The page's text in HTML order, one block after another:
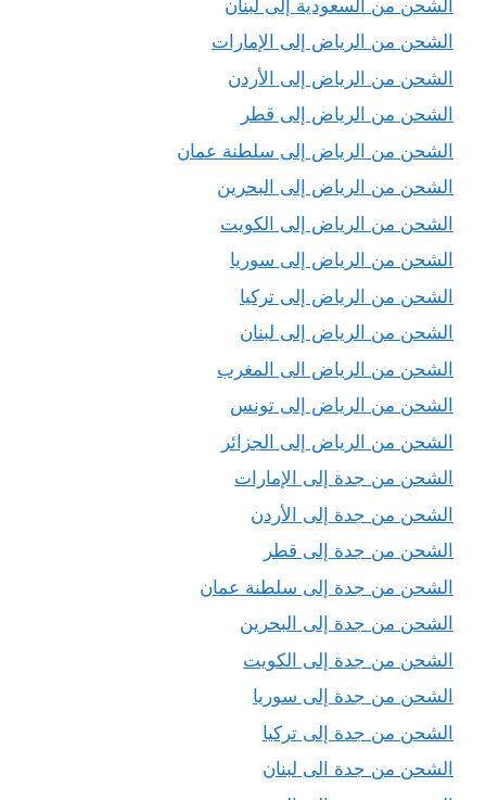
الشحن من السعودية إلى لبنان
الشحن من الرياض إلى الإمارات
الشحن من الرياض إلى الأردن
الشحن من الرياض إلى قطر
الشحن من الرياض إلى سلطنة عمان
الشحن من الرياض إلى البحرين
الشحن من الرياض إلى الكويت
الشحن من الرياض إلى سوريا
الشحن من الرياض إلى تركيا
الشحن من الرياض إلى لبنان
الشحن من الرياض الى المغرب
الشحن من الرياض إلى تونس
الشحن من الرياض إلى الجزائر
الشحن من جدة إلى الإمارات
الشحن من جدة إلى الأردن
الشحن من جدة إلى قطر
الشحن من جدة إلى سلطنة عمان
الشحن من جدة إلى البحرين
الشحن من جدة إلى الكويت
الشحن من جدة إلى سوريا
الشحن من جدة إلى تركيا
الشحن من جدة الى لبنان